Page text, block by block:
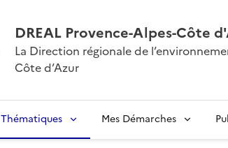
DREAL Provence-Alpes-Côte
La Direction régionale de
Côte d’Azur
Thématiques Mes Démarches